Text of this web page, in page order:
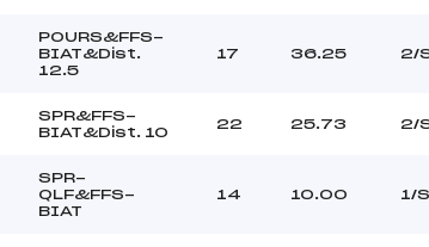
POURS&FFS-
BIAT&Dist.
12.5
17 36.25 2/
SPR&FFS-
BIAT&Dist. 10
22 25.73 2/
SPR-
QLF&FFS-
BIAT
14 10.00 1/